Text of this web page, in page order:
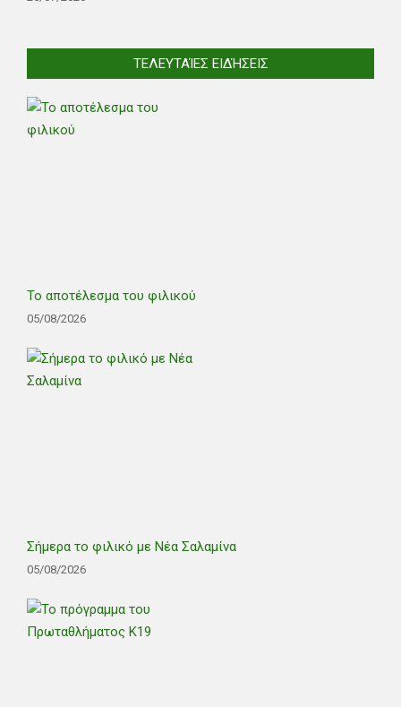
ΤΕΛΕΥΤΑΊΕΣ ΕΙΔΉΣΕΙΣ
Το αποτέλεσμα του φιλικού
05/08/2026
Σήμερα το φιλικό με Νέα Σαλαμίνα
05/08/2026